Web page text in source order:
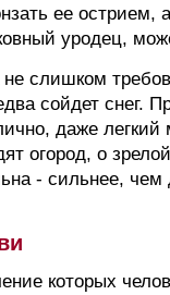
ее острием,
уродец,
слишком
сойдет снег.
даже
огород, о
- сильнее,
которых